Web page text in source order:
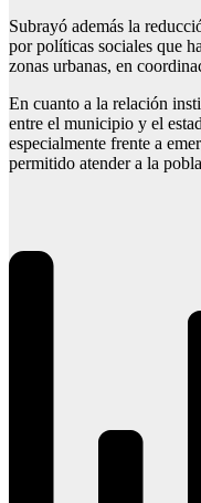
Subrayó además la
por políticas sociales que
zonas urbanas, en
En cuanto a la relación
entre el municipio y el
especialmente frente a
permitido atender a la